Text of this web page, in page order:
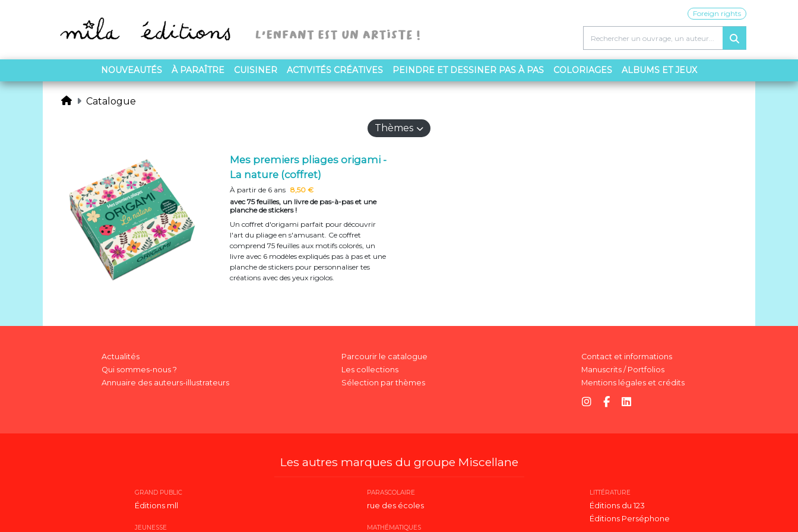
Foreign rights
NOUVEAUTÉS À PARAÎTRE CUISINER ACTIVITÉS CRÉATIVES PEINDRE ET DESSINER PAS À PAS COLORIAGES ALBUMS ET JEUX
Catalogue
Thèmes
Mes premiers pliages origami -
La nature (coffret)
À partir de 6 ans 8,50 €
avec 75 feuilles, un livre de pas-à-pas et une
planche de stickers !
Un coffret d'origami parfait pour découvrir
l'art du pliage en s'amusant. Ce coffret
comprend 75 feuilles aux motifs colorés, un
livre avec 6 modèles expliqués pas à pas et une
planche de stickers pour personnaliser tes
créations avec des yeux rigolos.
Actualités
Qui sommes-nous ?
Annuaire des auteurs-illustrateurs
Parcourir le catalogue
Les collections
Sélection par thèmes
Contact et informations
Manuscrits / Portfolios
Mentions légales et crédits
Les autres marques du groupe Miscellane
GRAND PUBLIC
Éditions mll
JEUNESSE
PARASCOLAIRE
rue des écoles
MATHÉMATIQUES
LITTÉRATURE
Éditions du 123
Éditions Perséphone